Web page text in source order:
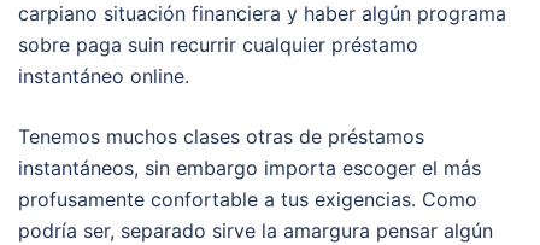
carpiano situación financiera y haber algún programa
sobre paga suin recurrir cualquier préstamo
instantáneo online.
Tenemos muchos clases otras de préstamos
instantáneos, sin embargo importa escoger el más
profusamente confortable a tus exigencias. Como
podrí­a ser, separado sirve la amargura pensar algún